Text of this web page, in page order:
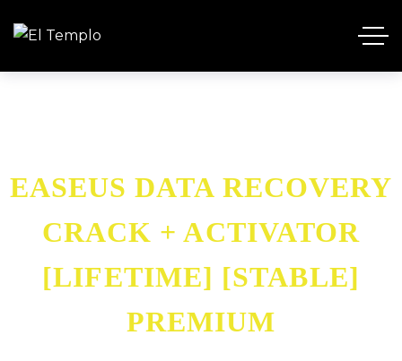
EASEUS DATA RECOVERY
CRACK + ACTIVATOR
[LIFETIME] [STABLE]
PREMIUM